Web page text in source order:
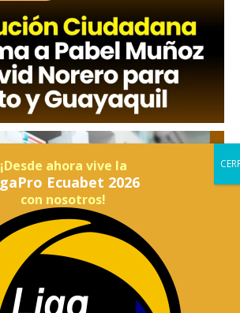
¡Desde ahora vive la
Ecuabet 2026
con nosotros!